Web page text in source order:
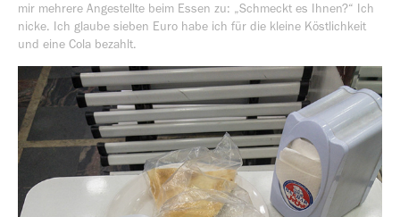
mir mehrere Angestellte beim Essen zu: „Schmeckt es Ihnen?“ Ich
nicke. Ich glaube sieben Euro habe ich für die kleine Köstlichkeit
und eine Cola bezahlt.